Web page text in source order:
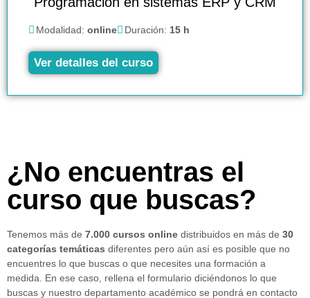
Modalidad: online Duración: 15 h
Ver detalles del curso
¿No encuentras el
curso que buscas?
Tenemos más de 7.000 cursos online distribuidos en más de 30
categorías temáticas diferentes pero aún así es posible que no
encuentres lo que buscas o que necesites una formación a
medida. En ese caso, rellena el formulario diciéndonos lo que
buscas y nuestro departamento académico se pondrá en contacto